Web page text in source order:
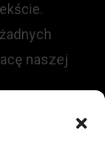
naszej